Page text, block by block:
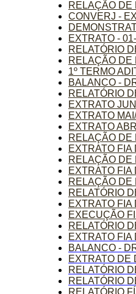
RELAÇÃO DE
CONVERJ -
EXTRATO -
RELATÓRIO
RELAÇÃO DE
1º TERMO
BALANCO -
RELATÓRIO
EXTRATO
EXTRATO
EXTRATO
RELAÇÃO DE
EXTRATO FIA
RELAÇÃO DE
EXTRATO FIA
RELAÇÃO DE
RELATÓRIO
EXTRATO FIA
EXECUÇÃO
RELATÓRIO
EXTRATO FIA
BALANCO -
EXTRATO DE
RELATÓRIO
RELATÓRIO
RELATÓRIO